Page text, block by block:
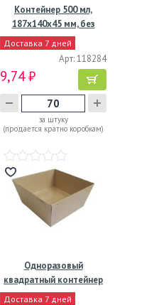
Контейнер 500 мл,
187х140х45 мм, без
окна,…
Доставка 7 дней
Арт: 118284
9,74 ₽
за штуку
(продается кратно коробкам)
Одноразовый
квадратный контейнер
из картона,…
Доставка 7 дней